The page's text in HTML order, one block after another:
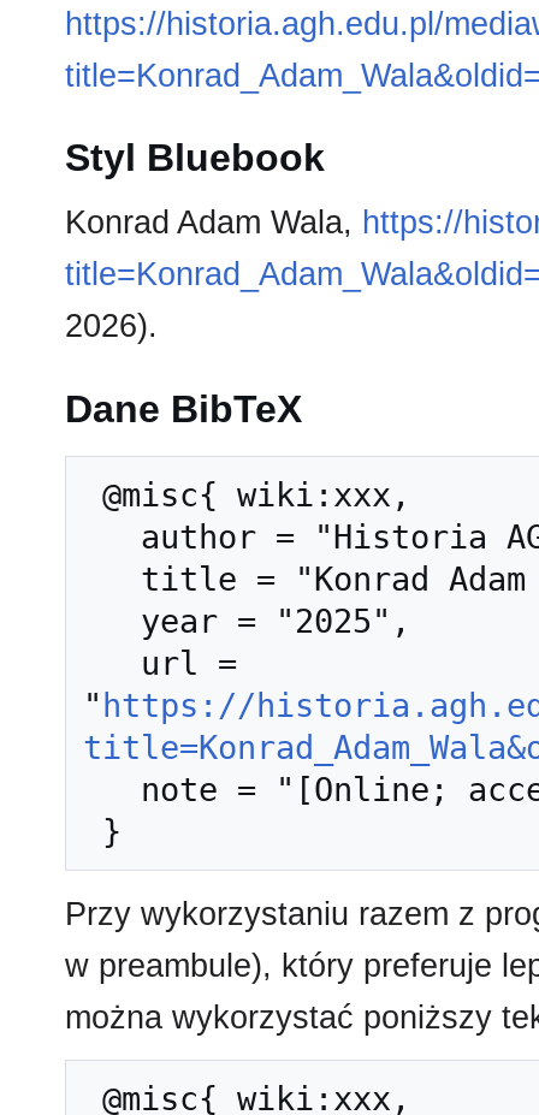
https://historia.agh.edu.pl/
Styl Bluebook
Konrad Adam Wala, https://
2026).
Dane BibTeX
" https://
Przy wykorzystaniu razem z
w preambule), który preferuje
można wykorzystać poniższy